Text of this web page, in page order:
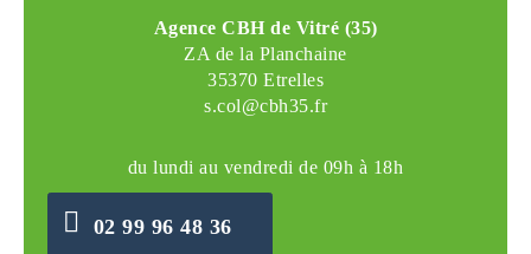
Agence CBH de Vitré (35)
ZA de la Planchaine
35370 Etrelles
s.col@cbh35.fr
du lundi au vendredi de 09h à 18h
02 99 96 48 36